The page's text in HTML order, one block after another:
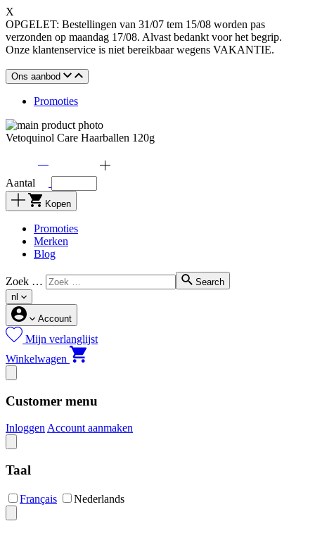
X
OPGELET: Bestellingen van 31/07 tem 15/08 worden pas
verzonden op maandag 17/08. Alvast bedankt voor het begrip.
Onze klantenservice is niet bereikbaar wegens VAKANTIE.
Ons aanbod
Promoties
Vetoquinol Care Haarballen 120g
Aantal
Kopen
Promoties
Merken
Blog
Zoek …
Search
nl
Account
Mijn verlanglijst
Winkelwagen
Customer menu
InloggenAccount aanmaken
Taal
Français Nederlands